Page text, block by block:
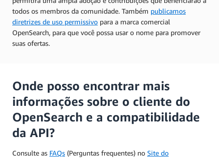
todos os membros da comunidade. Também publicamos
diretrizes de uso permissivo para a marca comercial
OpenSearch, para que você possa usar o nome para promover
suas ofertas.
Onde posso encontrar mais
informações sobre o cliente do
OpenSearch e a compatibilidade
da API?
Consulte as FAQs (Perguntas frequentes) no Site do